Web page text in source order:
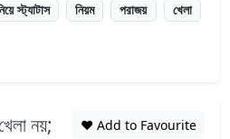
স্ট্যাটাস নিয়ম পরাজয় খেলা
নয়;
❤️ Add to Favourite